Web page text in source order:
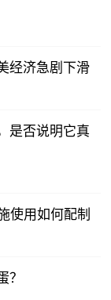
经济急剧下滑
是否说明它真
使用如何配制
？